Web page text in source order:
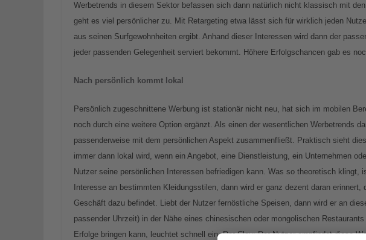
Werbetrends in diesem Sektor befassen sich dann natürlich nicht klassisch mit
geht es viel persönlicher zu. Mit Retargeting etwa lässt sich für wirklich jeden
aus seinen Surfgewohnheiten ergibt. Anhand dieser Interessen wird dann der
jeder passenden Gelegenheit serviert bekommt. Höhere Erfolgschancen gab es
Nach persönlich kommt lokal
Persönlich zugeschnittene Werbung ist stationär nicht neu, hat sich im mobilen
noch durch eine weitere Option ergänzt. Als einen der wesentlichen Werbetrends
passenderweise mit dem persönlichen Aspekt zusammenfließt. Praktisch sieht
immer dann lokal wird, wenn ein Angebot, eine Dienstleistung, ein Unternehmen
Nutzer seine persönlichen Interessen befriedigen kann. Was so theoretisch klingt,
Interesse an bestimmten Kleidungsstilen, dann wird er ganz dezent daran
Geschäft dazu befindet. Liebt der Nutzer fernöstliche Speisen, dann wird er an
passender Uhrzeit) in der Nähe eines chinesischen oder mongolischen
Erfolge bringen kann, leuchtet schnell ein. Der Clou: Der Nutzer empfindet diese